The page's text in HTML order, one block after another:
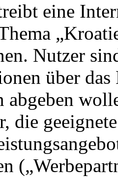
eine
Nutzer
über
abgeben
die